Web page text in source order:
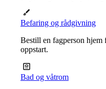
Befaring og rådgivning
Bestill en fagperson
oppstart.
Bad og våtrom